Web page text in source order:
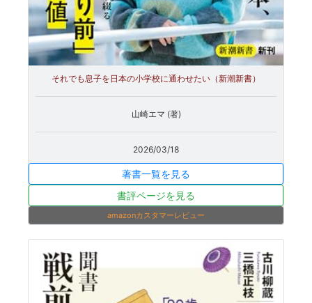
それでも息子を日本の小学校に通わせたい（新潮新書）
山崎エマ (著)
2026/03/18
著書一覧を見る
書評ページを見る
amazonカスタマーレビュー